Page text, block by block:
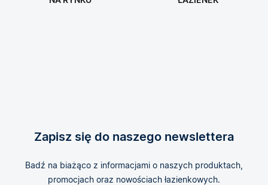
Zapisz się do naszego newslettera
Badź na biażąco z informacjami o naszych produktach,
promocjach oraz nowościach łazienkowych.